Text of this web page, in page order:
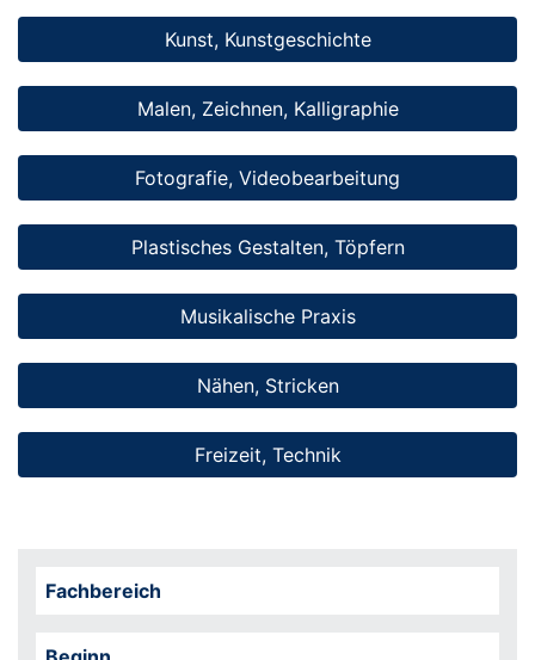
Kunst, Kunstgeschichte
Malen, Zeichnen, Kalligraphie
Fotografie, Videobearbeitung
Plastisches Gestalten, Töpfern
Musikalische Praxis
Nähen, Stricken
Freizeit, Technik
Fachbereich